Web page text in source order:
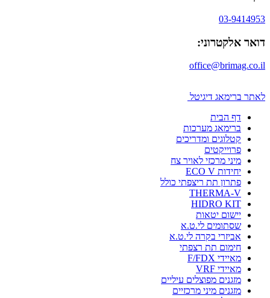
03-9414953
דואר אלקטרוני:
office@brimag.co.il
לאתר ברימאג דיגיטל
דף הבית
ברימאג מערכות
קטלוגים ומדריכים
פרוייקטים
מיני מרכזי לאויר צח
יחידות ECO V
פתרון תת ריצפתי כולל
THERMA-V
HIDRO KIT
יישום יטאות
שסתומים לי.ט.א
אביזרי בקרה לי.ט.א
חימום תת רצפתי
מאיידי F/FDX
מאיידי VRF
מזגנים מפוצלים עיליים
מזגנים מיני מרכזיים